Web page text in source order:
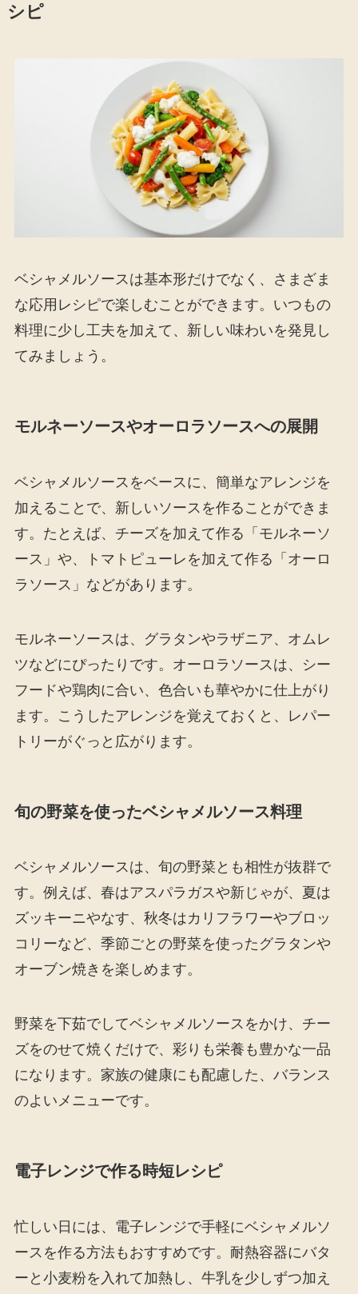
シピ
ベシャメルソースは基本形だけでなく、さまざま
な応用レシピで楽しむことができます。いつもの
料理に少し工夫を加えて、新しい味わいを発見し
てみましょう。
モルネーソースやオーロラソースへの展開
ベシャメルソースをベースに、簡単なアレンジを
加えることで、新しいソースを作ることができま
す。たとえば、チーズを加えて作る「モルネーソ
ース」や、トマトピューレを加えて作る「オーロ
ラソース」などがあります。
モルネーソースは、グラタンやラザニア、オムレ
ツなどにぴったりです。オーロラソースは、シー
フードや鶏肉に合い、色合いも華やかに仕上がり
ます。こうしたアレンジを覚えておくと、レパー
トリーがぐっと広がります。
旬の野菜を使ったベシャメルソース料理
ベシャメルソースは、旬の野菜とも相性が抜群で
す。例えば、春はアスパラガスや新じゃが、夏は
ズッキーニやなす、秋冬はカリフラワーやブロッ
コリーなど、季節ごとの野菜を使ったグラタンや
オーブン焼きを楽しめます。
野菜を下茹でしてベシャメルソースをかけ、チー
ズをのせて焼くだけで、彩りも栄養も豊かな一品
になります。家族の健康にも配慮した、バランス
のよいメニューです。
電子レンジで作る時短レシピ
忙しい日には、電子レンジで手軽にベシャメルソ
ースを作る方法もおすすめです。耐熱容器にバタ
ーと小麦粉を入れて加熱し、牛乳を少しずつ加え